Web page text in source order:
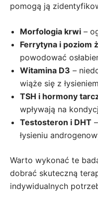
pomogą ją
Morfologia krwi –
Ferrytyna i poziom
powodować
Witamina D3 –
wiąże się z łysieniem
TSH i hormony
wpływają na
Testosteron i DHT
łysieniu
Warto wykonać te
dobrać skuteczną
indywidualnych